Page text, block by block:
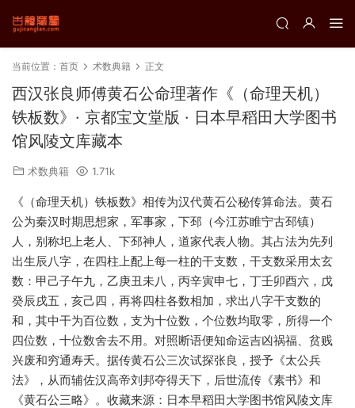
当前位置： 首页 术数典籍 正文
西汉张良师傅黄石公命理著作《（命理天机）
铁板数》· 京都宝文堂版 · 日本早稻田大学图书
馆风陵文库藏本
术数典籍 1.71k
《（命理天机）铁板数》相传为汉代黄石公秘传算命法。黄石
公为秦汉时期思想家，军事家，下邳（今江苏睢宁古邳镇）
人，别称圯上老人、下邳神人，道家代表人物。其占法为先列
出生辰八字，在四柱上配上每一柱的干支数，干支数采用太玄
数：甲己子午九，乙庚丑未八，丙辛寅申七，丁壬卯酉六，戊
癸辰戌五，亥己四，再将四柱各数相加，求出八字干支数的
和，其中干为百位数，支为十位数，个位数均取零，所得一个
四位数，十位数舍去不用。对照断语便知命运吉凶祸福、贫贱
兴废和穷通寿夭。据传黄石公三次试探张良，授予《太公兵
法》，从而辅佐汉高帝刘邦夺得天下，后世流传《素书》和
《黄石公三略》。收藏来源：日本早稻田大学图书馆风陵文库